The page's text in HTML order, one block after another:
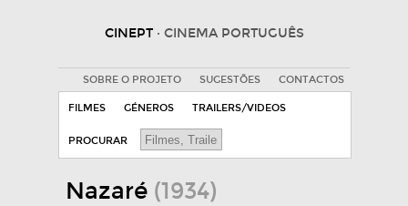
CINEPT · CINEMA PORTUGUÊS
SOBRE O PROJETO SUGESTÕES CONTACTOS
FILMES GÉNEROS TRAILERS/VIDEOS
PROCURAR
Nazaré (1934)